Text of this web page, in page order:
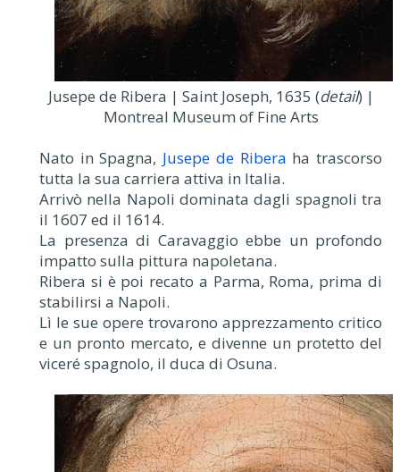
Jusepe de Ribera | Saint Joseph, 1635 (detail) |
Montreal Museum of Fine Arts
Nato in Spagna, Jusepe de Ribera ha trascorso
tutta la sua carriera attiva in Italia.
Arrivò nella Napoli dominata dagli spagnoli tra
il 1607 ed il 1614.
La presenza di Caravaggio ebbe un profondo
impatto sulla pittura napoletana.
Ribera si è poi recato a Parma, Roma, prima di
stabilirsi a Napoli.
Lì le sue opere trovarono apprezzamento critico
e un pronto mercato, e divenne un protetto del
viceré spagnolo, il duca di Osuna.